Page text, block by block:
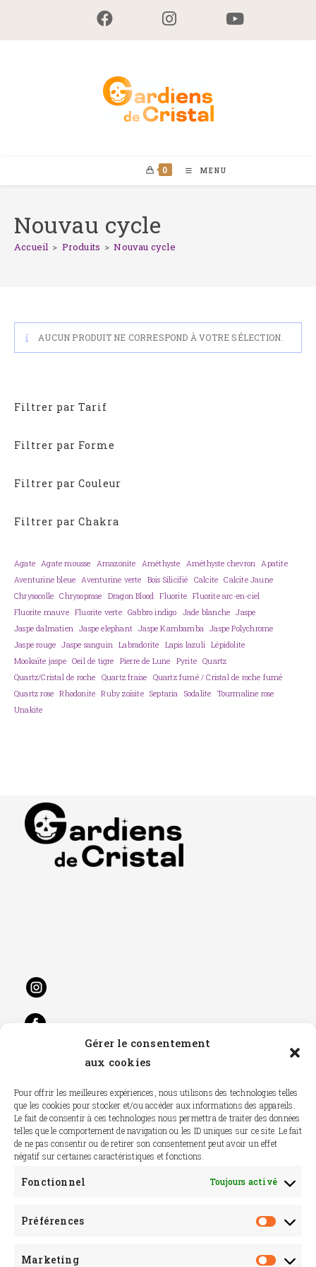
Gérer le consentement
aux cookies
Pour offrir les meilleures expériences, nous utilisons des technologies telles
que les cookies pour stocker et/ou accéder aux informations des appareils.
Le fait de consentir à ces technologies nous permettra de traiter des données
telles que le comportement de navigation ou les ID uniques sur ce site. Le fait
de ne pas consentir ou de retirer son consentement peut avoir un effet
négatif sur certaines caractéristiques et fonctions.
Fonctionnel Toujours activé
Préférences
Marketing
content
0 MENU
Nouvau cycle
Accueil > Produits > Nouvau cycle
AUCUN PRODUIT NE CORRESPOND À VOTRE SÉLECTION.
Filtrer par Tarif
Filtrer par Forme
Filtrer par Couleur
Filtrer par Chakra
Agate Agate mousse Amazonite Améthyste Améthyste chevron
Apatite
Aventurine bleue
Aventurine verte Bois Silicifié Calcite
Calcite Jaune
Chrysocolle
Chrysoprase Dragon Blood Fluorite Fluorite arc-en-ciel
Fluorite mauve Fluorite verte Gabbro indigo Jade blanche
Jaspe
Jaspe dalmatien Jaspe elephant Jaspe Kambamba Jaspe Polychrome
Jaspe rouge
Jaspe sanguin Labradorite Lapis lazuli Lépidolite
Mookaïte jaspe Oeil de tigre Pierre de Lune Pyrite Quartz
Quartz/Cristal de roche
Quartz fraise
Quartz fumé / Cristal de roche fumé
Quartz rose
Rhodonite Ruby zoïsite Septaria Sodalite
Tourmaline rose
Unakite
Contact
Foire aux questions